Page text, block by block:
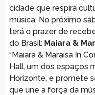
cidade que respira
música. No próximo
terá o prazer de
do Brasil: Maiara &
“Maiara & Maraisa In
Hall, um dos espaços
Horizonte, e promete
que une a força da